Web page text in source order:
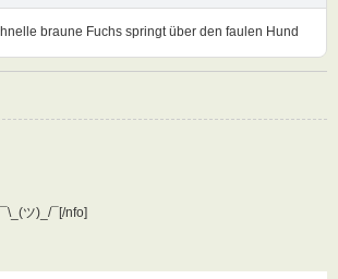
braune Fuchs springt über den faulen Hund
ツ)_/¯[/nfo]